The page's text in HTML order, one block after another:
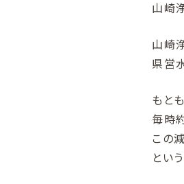
山崎
山崎
県営
もと
毎時
この
とい